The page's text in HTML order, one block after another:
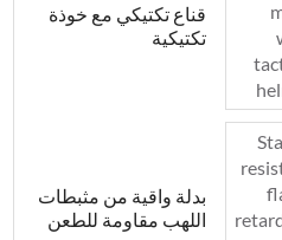
قناع تكتيكي مع خوذة
تكتيكية
بدلة واقية من مثبطات
اللهب مقاومة للطعن